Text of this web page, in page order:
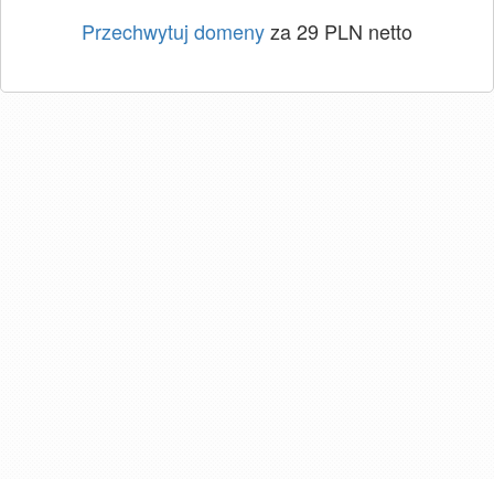
Przechwytuj domenyza 29 PLN netto